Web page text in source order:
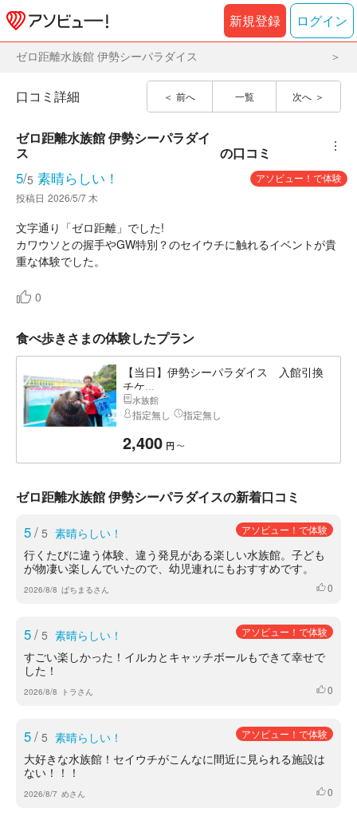
新規登録 ログイン
ゼロ距離水族館 伊勢シーパラダイス
前へ 一覧 次へ
口コミ詳細
ゼロ距離水族館 伊勢シーパラダイ
ス
の口コミ ︙
5/5 素晴らしい！
アソビュー！で体験
投稿日 2026/5/7 木
文字通り「ゼロ距離」でした!
カワウソとの握手やGW特別？のセイウチに触れるイベントが貴
重な体験でした。
0
食べ歩きさまの体験したプラン
【当日】伊勢シーパラダイス 入館引換
チケ...
水族館
指定無し 指定無し
2,400 円 〜
ゼロ距離水族館 伊勢シーパラダイスの新着口コミ
5/ 5 素晴らしい！ アソビュー！で体験
行くたびに違う体験、違う発見がある楽しい水族館。子ども
が物凄い楽しんでいたので、幼児連れにもおすすめです。
2026/8/8 ぱちまるさん いいね
0
5/ 5 素晴らしい！ アソビュー！で体験
すごい楽しかった！イルカとキャッチボールもできて幸せで
した！
2026/8/8 トラさん いいね
0
5/ 5 素晴らしい！ アソビュー！で体験
大好きな水族館！セイウチがこんなに間近に見られる施設は
ない！！！
2026/8/7 めさん いいね
0